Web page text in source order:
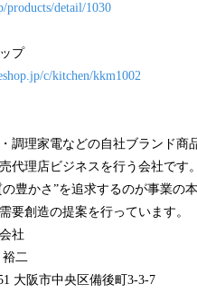
detail/1030
プ
c/kitchen/kkm1002
調理家電などの自社ブランド
代理店ビジネスを行う会社で
の豊かさ”を追求するのが事業
要創造の提案を行っています。
社
裕二
大阪市中央区備後町3-3-7